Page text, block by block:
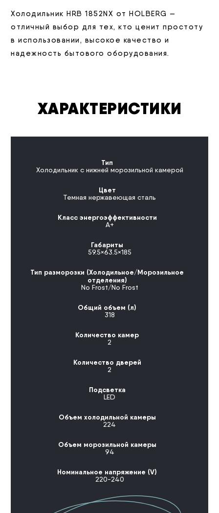
Холодильник HRB 1852NX от HOLBERG —
отличный выбор для тех, кто ценит простоту
в использовании, высокое качество и
надежность бытового оборудования.
ХАРАКТЕРИСТИКИ
Тип
Холодильник с нижней морозильной камерой
Цвет
Темная нержавеющая сталь
Класс энергоэффективности
А+
Габариты
59.5×63.5×185
Тип разморозки (Холодильное/Морозильное
отделения)
No Frost/No Frost
Общий объем (л)
318
Количество камер
2
Количество дверей
2
Подсветка
LED
Объем холодильной камеры
224
Объем морозильной камеры
94
Номинальное напряжение (V)
220-240